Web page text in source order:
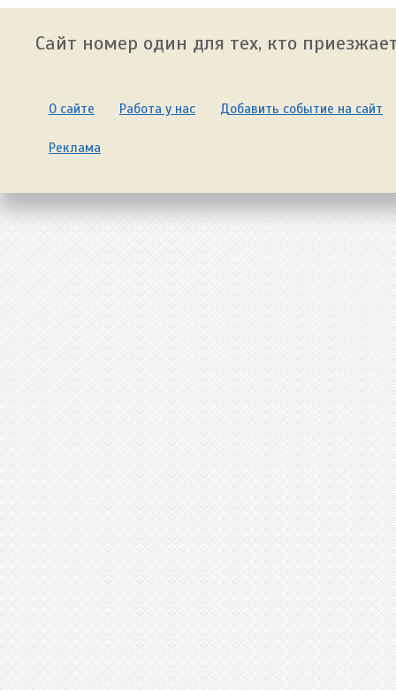
Сайт номер один для тех, кто
О сайте Работа у нас Добавить событие на сайт
Реклама